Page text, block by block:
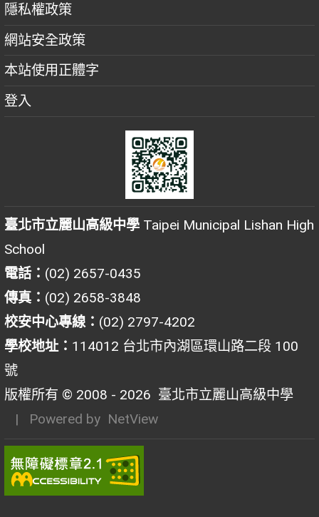
隱私權政策
網站安全政策
本站使用正體字
登入
臺北市立麗山高級中學 Taipei Municipal Lishan High
School
電話： (02) 2657-0435
傳真： (02) 2658-3848
校安中心專線： (02) 2797-4202
學校地址： 114012 台北市內湖區環山路二段 100
號
版權所有 © 2008 - 2026 臺北市立麗山高級中學
| Powered by NetView